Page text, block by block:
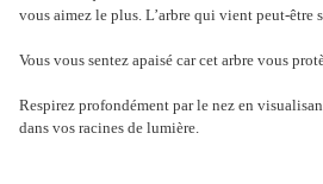
vous aimez le plus. L’arbre qui vient peut-être
Vous vous sentez apaisé car cet arbre vous
Respirez profondément par le nez en
dans vos racines de lumière.